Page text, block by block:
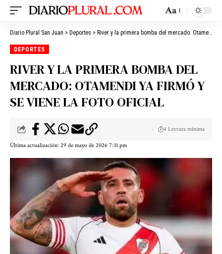
Aa
Diario Plural San Juan > Deportes > River y la primera bomba del mercado: Otamendi ya firmó y se viene la foto oficial
DEPORTES
RIVER Y LA PRIMERA BOMBA DEL
MERCADO: OTAMENDI YA FIRMÓ Y
SE VIENE LA FOTO OFICIAL
Última actualización: 29 de mayo de 2026 7:31 pm
4 Lectura mínima